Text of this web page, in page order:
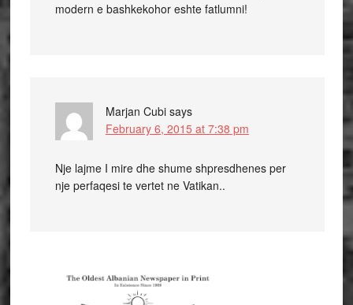
modern e bashkekohor eshte fatlumni!
Marjan Cubi says
February 6, 2015 at 7:38 pm
Nje lajme I mire dhe shume shpresdhenes per
nje perfaqesi te vertet ne Vatikan..